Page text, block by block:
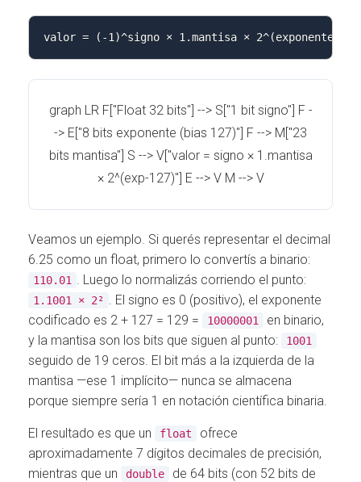
valor = (-1)^signo × 1.mantisa × 2^(exponente -
graph LR F["Float 32 bits"] --> S["1 bit signo"] F -
-> E["8 bits exponente (bias 127)"] F --> M["23
bits mantisa"] S --> V["valor = signo × 1.mantisa
× 2^(exp-127)"] E --> V M --> V
Veamos un ejemplo. Si querés representar el decimal
6.25 como un float, primero lo convertís a binario:
110.01 . Luego lo normalizás corriendo el punto:
1.1001 × 2² . El signo es 0 (positivo), el exponente
codificado es 2 + 127 = 129 =
10000001
en binario,
y la mantisa son los bits que siguen al punto:
1001
seguido de 19 ceros. El bit más a la izquierda de la
mantisa —ese 1 implícito— nunca se almacena
porque siempre sería 1 en notación científica binaria.
El resultado es que un float
ofrece
aproximadamente 7 dígitos decimales de precisión,
mientras que un
double
de 64 bits (con 52 bits de